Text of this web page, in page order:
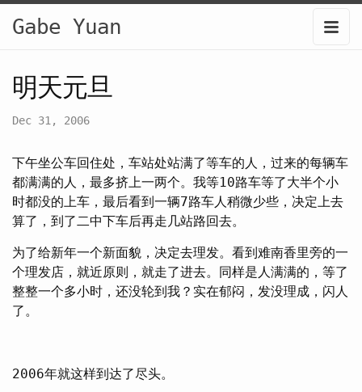
Gabe Yuan
明天元旦
Dec 31, 2006
下午坐公车回住处，车站处站满了等车的人，过来的每辆车
都满满的人，最多挤上一两个。我等10路车等了大半个小
时都没的上车，最后看到一辆7路车人稍微少些，决定上去
算了，到了二中下车后再走几站路回去。
为了给新年一个新面貌，决定去理发。看到难南香里旁的一
个理发店，就近原则，就走了进去。同样是人满满的，等了
整整一个多小时，还没轮到我？实在郁闷，发没理成，闪人
了。
2006年就这样到达了尽头。